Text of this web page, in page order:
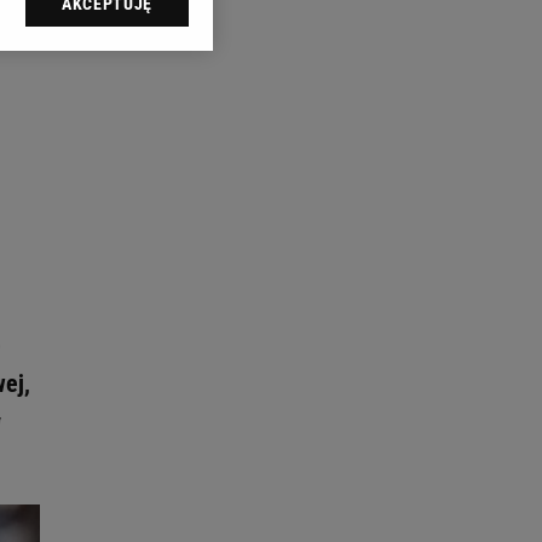
sp. z o.o., jej
swoje preferencje
celów identyfikacji.
reklam i treści,